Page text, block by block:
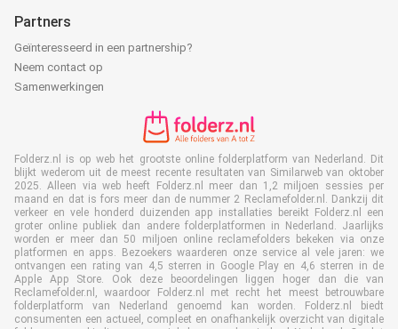
Partners
Geïnteresseerd in een partnership?
Neem contact op
Samenwerkingen
Folderz.nl is op web het grootste online folderplatform van Nederland. Dit
blijkt wederom uit de meest recente resultaten van Similarweb van oktober
2025. Alleen via web heeft Folderz.nl meer dan 1,2 miljoen sessies per
maand en dat is fors meer dan de nummer 2 Reclamefolder.nl. Dankzij dit
verkeer en vele honderd duizenden app installaties bereikt Folderz.nl een
groter online publiek dan andere folderplatformen in Nederland. Jaarlijks
worden er meer dan 50 miljoen online reclamefolders bekeken via onze
platformen en apps. Bezoekers waarderen onze service al vele jaren: we
ontvangen een rating van 4,5 sterren in Google Play en 4,6 sterren in de
Apple App Store. Ook deze beoordelingen liggen hoger dan die van
Reclamefolder.nl, waardoor Folderz.nl met recht het meest betrouwbare
folderplatform van Nederland genoemd kan worden. Folderz.nl biedt
consumenten een actueel, compleet en onafhankelijk overzicht van digitale